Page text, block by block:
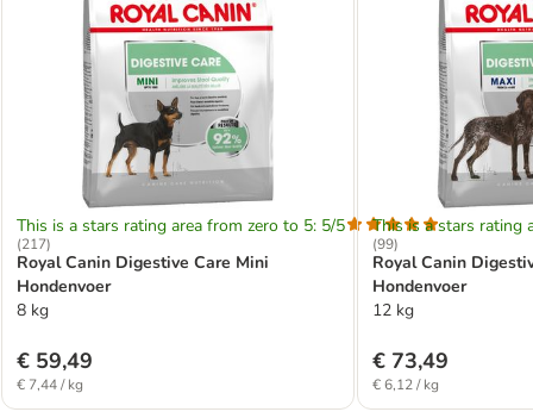
This is a stars rating area from zero to 5: 5/5
(217)
Royal Canin Digestive Care Mini
Hondenvoer
8 kg
€ 59,49
€ 7,44 / kg
This is a stars rating
(99)
Royal Canin
Hondenvoer
12 kg
€ 73,49
€ 6,12 / kg